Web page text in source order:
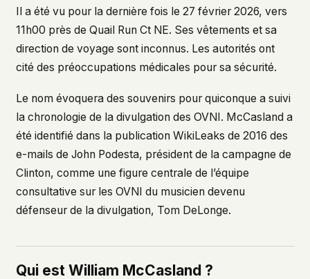
Il a été vu pour la dernière fois le 27 février 2026, vers
11h00 près de Quail Run Ct NE. Ses vêtements et sa
direction de voyage sont inconnus. Les autorités ont
cité des préoccupations médicales pour sa sécurité.
Le nom évoquera des souvenirs pour quiconque a suivi
la chronologie de la divulgation des OVNI. McCasland a
été identifié dans la publication WikiLeaks de 2016 des
e-mails de John Podesta, président de la campagne de
Clinton, comme une figure centrale de l’équipe
consultative sur les OVNI du musicien devenu
défenseur de la divulgation, Tom DeLonge.
Qui est William McCasland ?